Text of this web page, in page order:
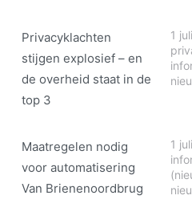
Privacyklachten
stijgen explosief – en
de overheid staat in de
top 3
1
Maatregelen nodig
voor automatisering
Van Brienenoordbrug
1